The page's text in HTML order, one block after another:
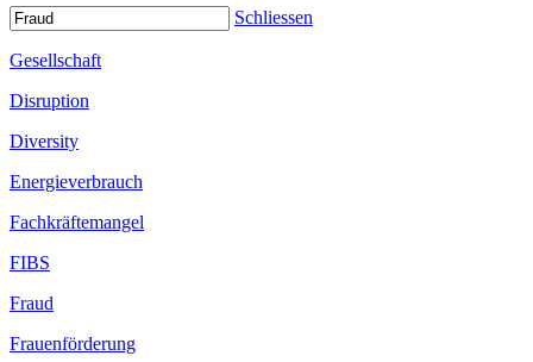
Schliessen
Gesellschaft
Disruption
Diversity
Energieverbrauch
Fachkräftemangel
FIBS
Fraud
Frauenförderung